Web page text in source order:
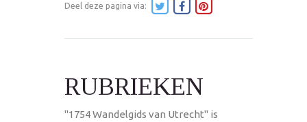
Deel deze pagina via:
RUBRIEKEN
"1754 Wandelgids van Utrecht" is